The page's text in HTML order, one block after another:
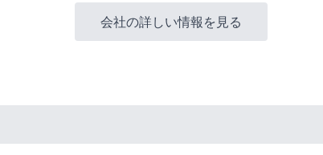
会社の詳しい情報を見る